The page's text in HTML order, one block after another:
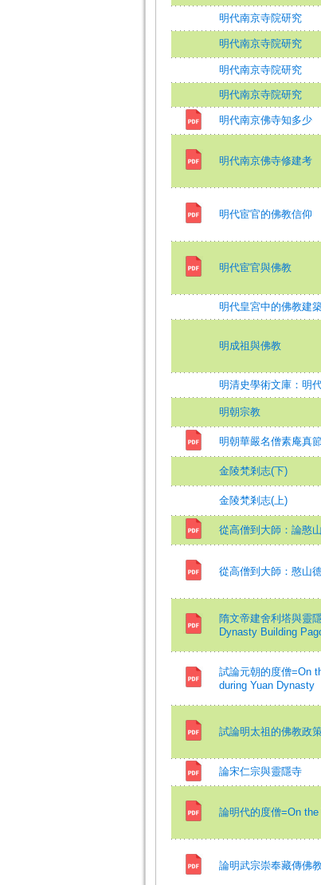
明代南京寺院研究
明代南京寺院研究
明代南京寺院研究
明代南京寺院研究
明代南京佛寺知多少
明代南京佛寺修建考
明代宦官的佛教信仰
明代宦官與佛教
明代皇宮中的佛教建
明成祖與佛教
明清史學術文庫：明
明朝宗教
明朝華嚴名僧素庵真
金陵梵剎志(下)
金陵梵剎志(上)
從高僧到大師：論憨
從高僧到大師：憨山
隋文帝建舍利塔與靈
Dynasty Building
試論元朝的度僧=On
during Yuan Dynasty
試論明太祖的佛教政
論宋仁宗與靈隱寺
論明代的度僧=On
論明武宗崇奉藏傳佛